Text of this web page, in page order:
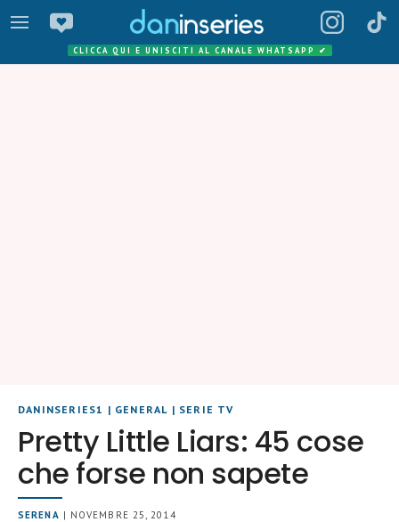
CLICCA QUI E UNISCITI AL CANALE WHATSAPP ✔
DANINSERIES1 | GENERAL | SERIE TV
Pretty Little Liars: 45 cose
che forse non sapete
SERENA | NOVEMBRE 25, 2014